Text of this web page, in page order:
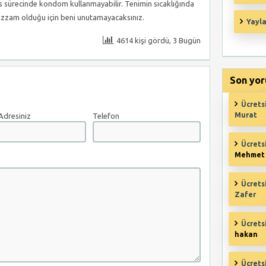
kondom kullanmayabilir. Tenimin sıcaklığında
olduğu için beni unutamayacaksınız.
4614 kişi gördü, 3 Bugün
Telefon
Son
Murat
Mehmet
Zafer
hakan